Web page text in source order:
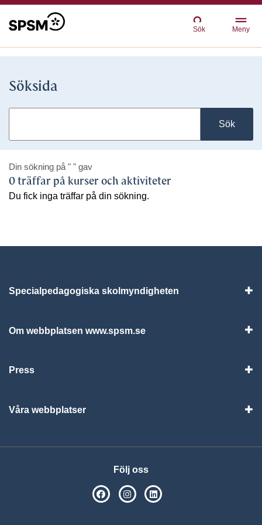
Sök Meny
Söksida
Sök
Din sökning på " " gav
0 träffar på kurser och aktiviteter
Du fick inga träffar på din sökning.
Specialpedagogiska skolmyndigheten
Om webbplatsen www.spsm.se
Press
Våra webbplatser
Följ oss
SPSM på Facebook
SPSM på Instagram